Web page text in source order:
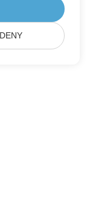
DENY